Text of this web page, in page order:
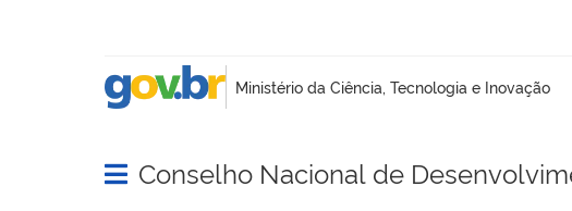
Abrir menu principal de navegação
Conselho Nacional de